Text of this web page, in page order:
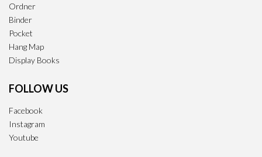
Ordner
Binder
Pocket
Hang Map
Display Books
FOLLOW US
Facebook
Instagram
Youtube